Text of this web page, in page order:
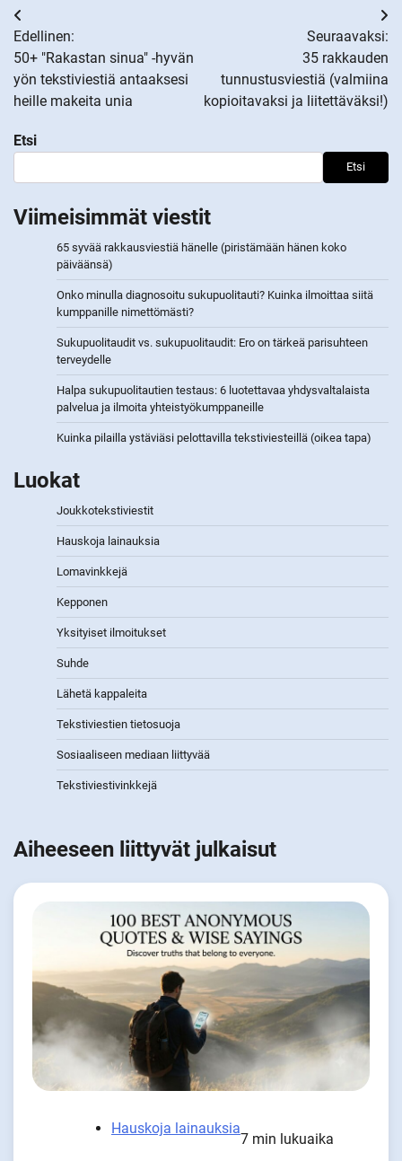
Artikkelien
selaus
Edellinen:
50+ "Rakastan sinua" -hyvän
yön tekstiviestiä antaaksesi
heille makeita unia
Seuraavaksi:
35 rakkauden
tunnustusviestiä (valmiina
kopioitavaksi ja liitettäväksi!)
Etsi
Etsi
Viimeisimmät viestit
65 syvää rakkausviestiä hänelle (piristämään hänen koko
päiväänsä)
Onko minulla diagnosoitu sukupuolitauti? Kuinka ilmoittaa siitä
kumppanille nimettömästi?
Sukupuolitaudit vs. sukupuolitaudit: Ero on tärkeä parisuhteen
terveydelle
Halpa sukupuolitautien testaus: 6 luotettavaa yhdysvaltalaista
palvelua ja ilmoita yhteistyökumppaneille
Kuinka pilailla ystäviäsi pelottavilla tekstiviesteillä (oikea tapa)
Luokat
Joukkotekstiviestit
Hauskoja lainauksia
Lomavinkkejä
Kepponen
Yksityiset ilmoitukset
Suhde
Lähetä kappaleita
Tekstiviestien tietosuoja
Sosiaaliseen mediaan liittyvää
Tekstiviestivinkkejä
Aiheeseen liittyvät julkaisut
Hauskoja lainauksia
7 min lukuaika